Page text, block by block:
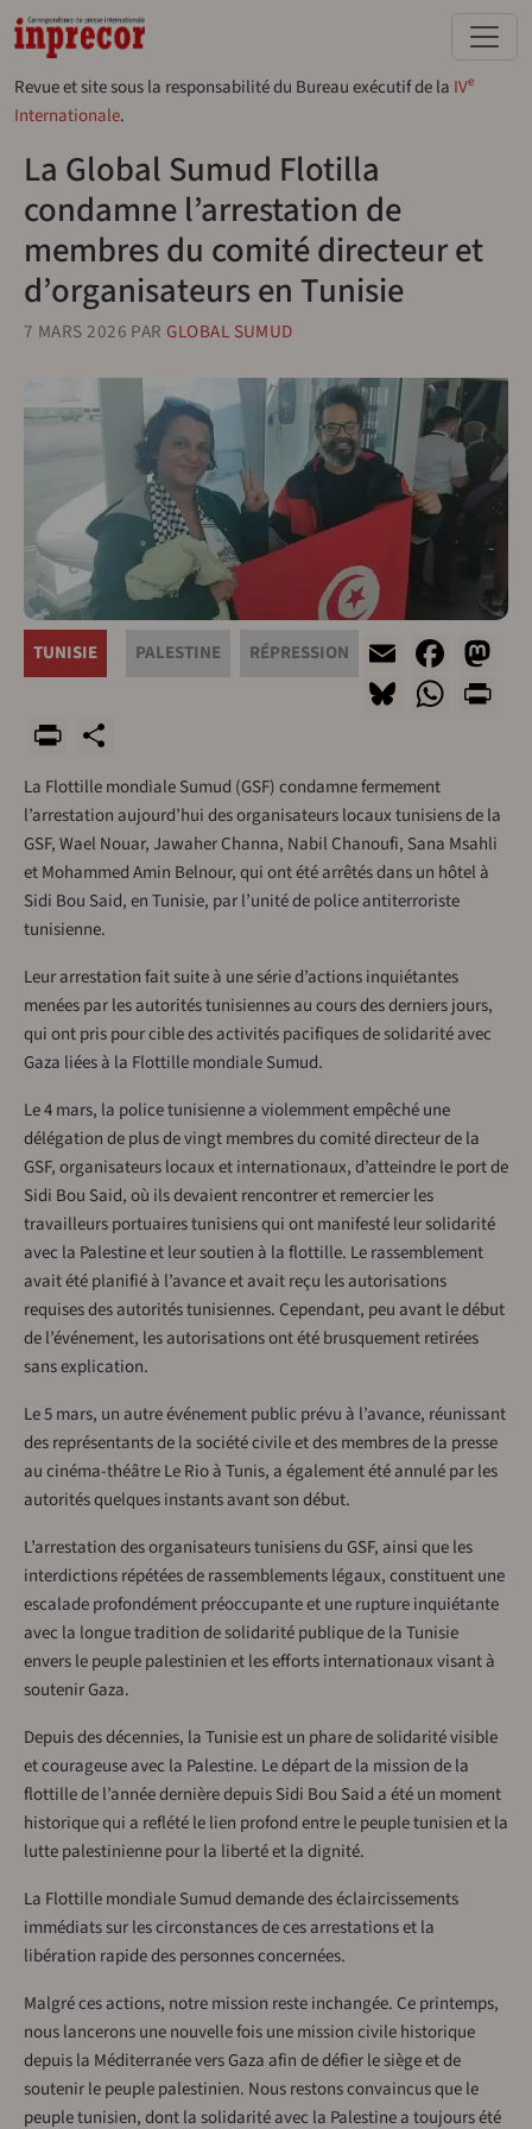
Aller au contenu principal
Revue et site sous la responsabilité du Bureau exécutif de la IVe
Internationale.
La Global Sumud Flotilla
condamne l’arrestation de
membres du comité directeur et
d’organisateurs en Tunisie
7 MARS 2026 PAR GLOBAL SUMUD
TUNISIE PALESTINE RÉPRESSION Email
Bluesky
PrintFriendly
La Flottille mondiale Sumud (GSF) condamne fermement
l’arrestation aujourd’hui des organisateurs locaux tunisiens de la
GSF, Wael Nouar, Jawaher Channa, Nabil Chanoufi, Sana Msahli
et Mohammed Amin Belnour, qui ont été arrêtés dans un hôtel à
Sidi Bou Said, en Tunisie, par l’unité de police antiterroriste
tunisienne.
Leur arrestation fait suite à une série d’actions inquiétantes
menées par les autorités tunisiennes au cours des derniers jours,
qui ont pris pour cible des activités pacifiques de solidarité avec
Gaza liées à la Flottille mondiale Sumud.
Le 4 mars, la police tunisienne a violemment empêché une
délégation de plus de vingt membres du comité directeur de la
GSF, organisateurs locaux et internationaux, d’atteindre le port de
Sidi Bou Said, où ils devaient rencontrer et remercier les
travailleurs portuaires tunisiens qui ont manifesté leur solidarité
avec la Palestine et leur soutien à la flottille. Le rassemblement
avait été planifié à l’avance et avait reçu les autorisations
requises des autorités tunisiennes. Cependant, peu avant le début
de l’événement, les autorisations ont été brusquement retirées
sans explication.
Le 5 mars, un autre événement public prévu à l’avance, réunissant
des représentants de la société civile et des membres de la presse
au cinéma-théâtre Le Rio à Tunis, a également été annulé par les
autorités quelques instants avant son début.
L’arrestation des organisateurs tunisiens du GSF, ainsi que les
interdictions répétées de rassemblements légaux, constituent une
escalade profondément préoccupante et une rupture inquiétante
avec la longue tradition de solidarité publique de la Tunisie
envers le peuple palestinien et les efforts internationaux visant à
soutenir Gaza.
Depuis des décennies, la Tunisie est un phare de solidarité visible
et courageuse avec la Palestine. Le départ de la mission de la
flottille de l’année dernière depuis Sidi Bou Said a été un moment
historique qui a reflété le lien profond entre le peuple tunisien et la
lutte palestinienne pour la liberté et la dignité.
La Flottille mondiale Sumud demande des éclaircissements
immédiats sur les circonstances de ces arrestations et la
libération rapide des personnes concernées.
Malgré ces actions, notre mission reste inchangée. Ce printemps,
nous lancerons une nouvelle fois une mission civile historique
depuis la Méditerranée vers Gaza afin de défier le siège et de
soutenir le peuple palestinien. Nous restons convaincus que le
peuple tunisien, dont la solidarité avec la Palestine a toujours été